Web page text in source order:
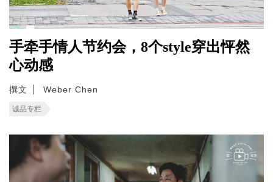
手牵手情人节约会，8个style穿出怦然
心动感
撰文 Weber Chen
诚品专栏